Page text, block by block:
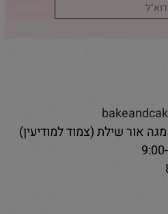
אור שילת (צמוד למודיעין)